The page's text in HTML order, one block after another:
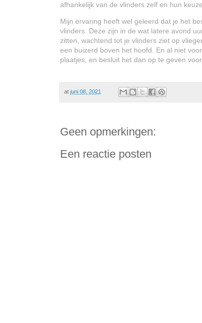
afhankelijk van de vlinders zelf en hun
Mijn ervaring heeft wel geleerd dat je het
vlinders. Deze zijn in de wat latere avond
zitten, wachtend tot je vlinders ziet op
een buizerd boven het hoofd. En al niet
plaatjes, en besluit het dan op te geven
at juni 08, 2021
Geen opmerkingen:
Een reactie posten